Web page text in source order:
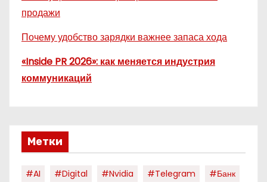
продажи
Почему удобство зарядки важнее запаса хода
«Inside PR 2026»: как меняется индустрия
коммуникаций
Метки
#AI #digital #nvidia #telegram
#банк